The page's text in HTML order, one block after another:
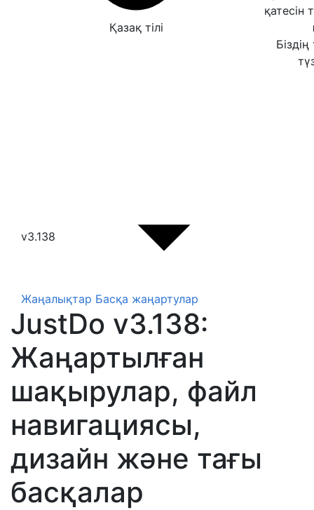
Қазақ тілі
қатесін
v3.138
Жаңалықтар Басқа жаңартулар
JustDo v3.138:
Жаңартылған
шақырулар, файл
навигациясы,
дизайн және тағы
басқалар